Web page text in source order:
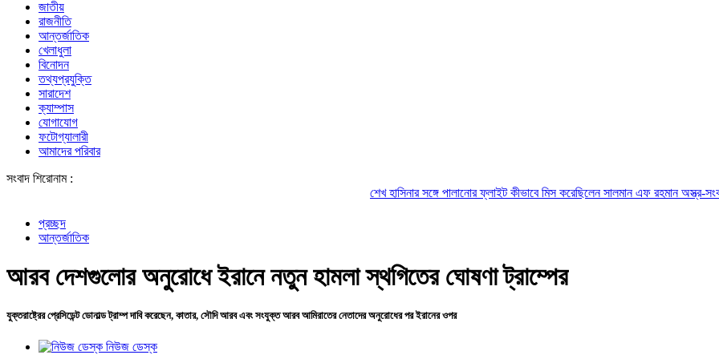
জাতীয়
রাজনীতি
আন্তর্জাতিক
খেলাধুলা
বিনোদন
তথ্যপ্রযুক্তি
সারাদেশ
ক্যাম্পাস
যোগাযোগ
ফটোগ্যালারী
আমাদের পরিবার
সংবাদ শিরোনাম :
শেখ হাসিনার সঙ্গে পালানোর ফ্লাইট কীভাবে মিস করেছিলেন সালমান এফ রহমানঅস্ত্র-সংকট সম্পর্কে
প্রচ্ছদ
আন্তর্জাতিক
আরব দেশগুলোর অনুরোধে ইরানে নতুন হামলা স্থগিতের ঘোষণা ট্রাম্পের
যুক্তরাষ্ট্রের প্রেসিডেন্ট ডোনাল্ড ট্রাম্প দাবি করেছেন, কাতার, সৌদি আরব এবং সংযুক্ত আরব আমিরাতের নেতাদের অনুরোধের পর ইরানের ওপর
নিউজ ডেস্ক